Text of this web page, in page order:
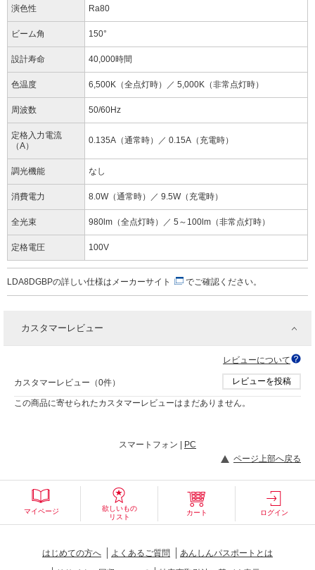
演色性 Ra80
ビーム角 150°
設計寿命 40,000時間
色温度 6,500K（全点灯時）／ 5,000K（非常点灯時）
周波数 50/60Hz
定格入力電流
（A）
0.135A（通常時）／ 0.15A（充電時）
調光機能 なし
消費電力 8.0W（通常時）／ 9.5W（充電時）
全光束 980lm（全点灯時）／ 5～100lm（非常点灯時）
定格電圧 100V
LDA8DGBPの詳しい仕様は メーカーサイト でご確認ください。
カスタマーレビュー
レビューについて
カスタマーレビュー（0件） レビューを投稿
この商品に寄せられたカスタマーレビューはまだありません。
スマートフォン |
PC
ページ上部へ戻る
マイページ
欲しいもの
リスト
カート ログイン
はじめての方へ よくあるご質問
あんしんパスポートとは